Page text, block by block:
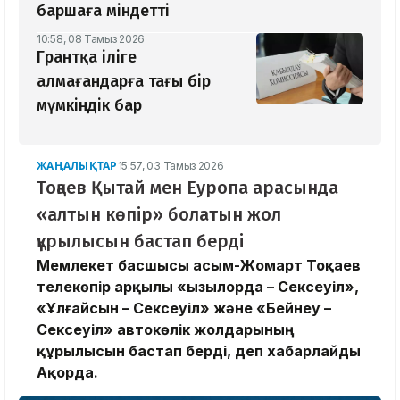
баршаға міндетті
10:58, 08 Тамыз 2026
Грантқа іліге
алмағандарға тағы бір
мүмкіндік бар
ЖАҢАЛЫҚТАР 15:57, 03 Тамыз 2026
Тоқаев Қытай мен Еуропа арасында
«алтын көпір» болатын жол
құрылысын бастап берді
Мемлекет басшысы Қасым-Жомарт Тоқаев
телекөпір арқылы «Қызылорда – Сексеуіл»,
«Ұлғайсын – Сексеуіл» және «Бейнеу –
Сексеуіл» автокөлік жолдарының
құрылысын бастап берді, деп хабарлайды
Ақорда.